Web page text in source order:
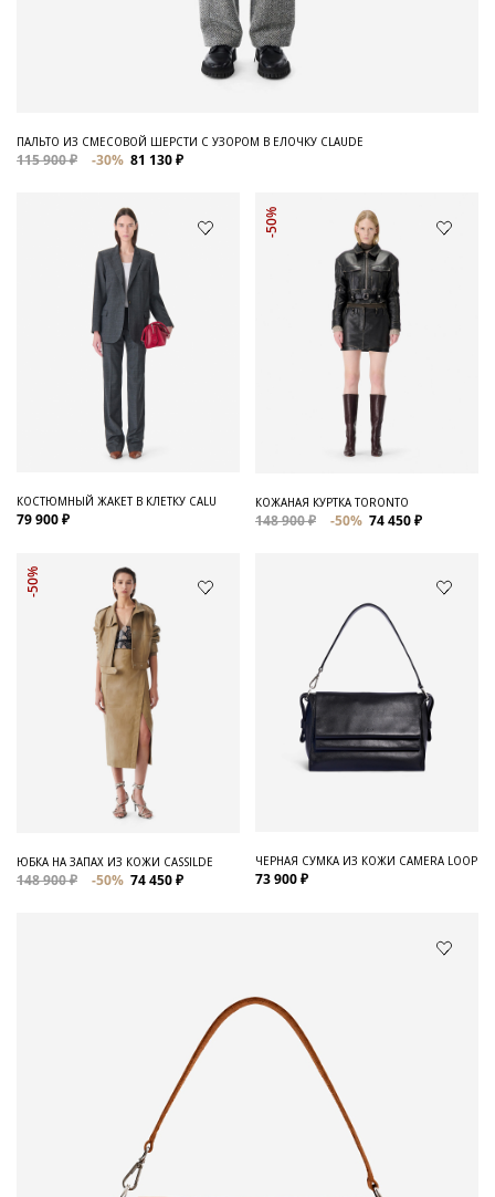
ПАЛЬТО ИЗ СМЕСОВОЙ ШЕРСТИ С УЗОРОМ В ЕЛОЧКУ CLAUDE
115 900 ₽ -30% 81 130 ₽
КОСТЮМНЫЙ ЖАКЕТ В КЛЕТКУ CALU
79 900 ₽
-50%
КОЖАНАЯ КУРТКА TORONTO
148 900 ₽ -50% 74 450 ₽
-50%
ЮБКА НА ЗАПАХ ИЗ КОЖИ CASSILDE
148 900 ₽ -50% 74 450 ₽
ЧЕРНАЯ СУМКА ИЗ КОЖИ CAMERA LOOP
73 900 ₽